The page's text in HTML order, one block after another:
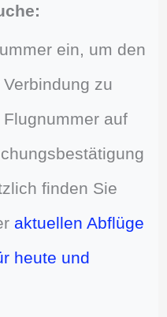
ein, um den
zu
auf
finden Sie
aktuellen Abflüge
heute und